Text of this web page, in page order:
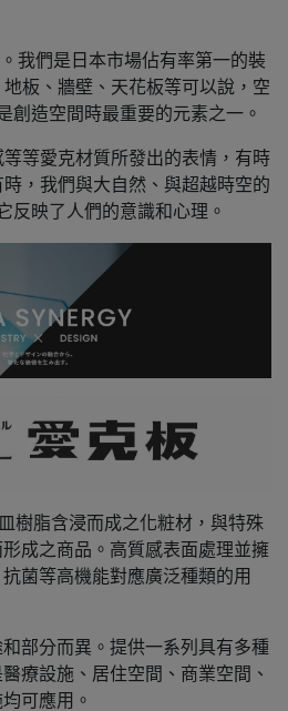
我們是日本市場佔有率第一的裝
板、牆壁、天花板等可以說，空
創造空間時最重要的元素之一。
等愛克材質所發出的表情，有時
，我們與大自然、與超越時空的
反映了人們的意識和心理。
樹脂含浸而成之化粧材，與特殊
成之商品。高質感表面處理並擁
菌等高機能對應廣泛種類的用
部分而異。提供一系列具有多種
療設施、居住空間、商業空間、
可應用。